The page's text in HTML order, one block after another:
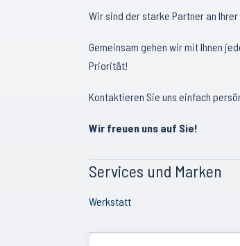
Wir sind der starke Partner an
Gemeinsam gehen wir mit Ihnen
Priorität!
Kontaktieren Sie uns einfach
Wir freuen uns auf Sie!
Services und Marken
Werkstatt